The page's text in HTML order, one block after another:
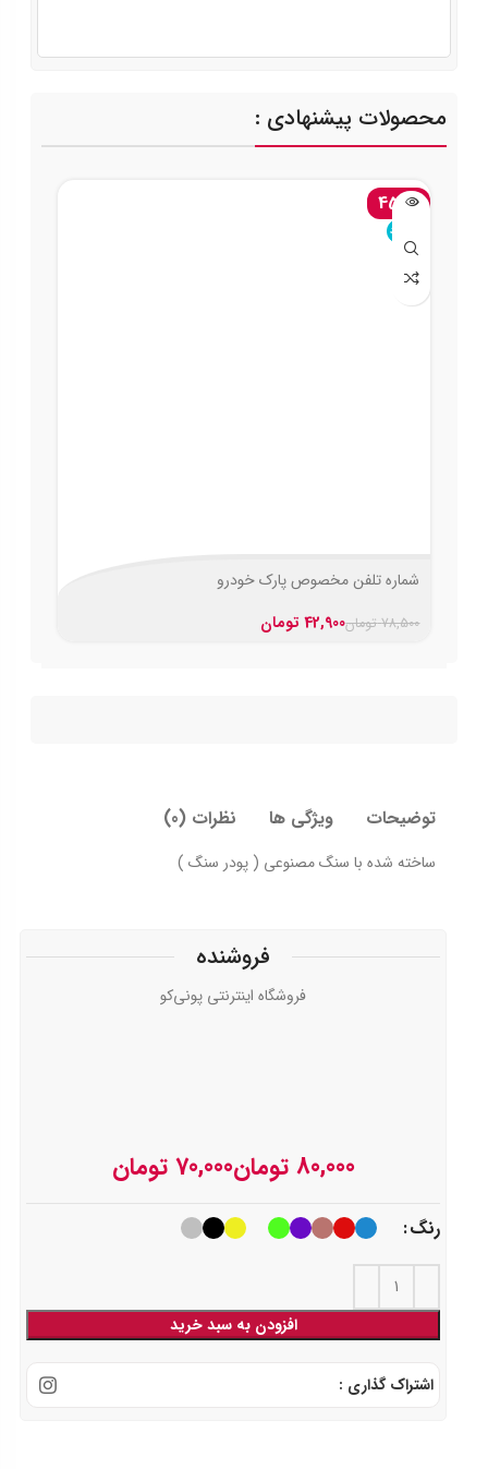
محصولات پیشنهادی :
-45%
ناموجود
شماره تلفن مخصوص پارک خودرو
78,500 تومان42,900 تومان
توضیحات ویژگی ها نظرات (0)
ساخته شده با سنگ مصنوعی ( پودر سنگ )
فروشنده
فروشگاه اینترنتی پونی‌کو
تومان تومان
رنگ
افزودن به سبد خرید
اشتراک گذاری :